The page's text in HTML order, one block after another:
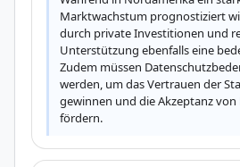
Marktwachstum prognostiziert
durch private Investitionen und
Unterstützung ebenfalls eine
Zudem müssen
werden, um das Vertrauen der
gewinnen und die Akzeptanz von
fördern.